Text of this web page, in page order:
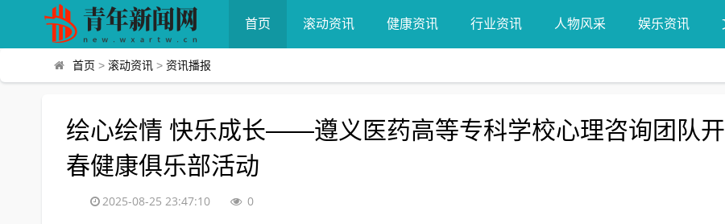
首页 滚动资讯 健康资讯 行业资讯 人物风采 娱乐资讯
首页 > 滚动资讯 > 资讯播报
绘心绘情 快乐成长——遵义医药高等专科学校心理咨询团队
春健康俱乐部活动
2025-08-25 23:47:10 0